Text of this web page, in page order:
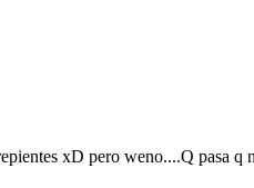
xD pero weno....Q